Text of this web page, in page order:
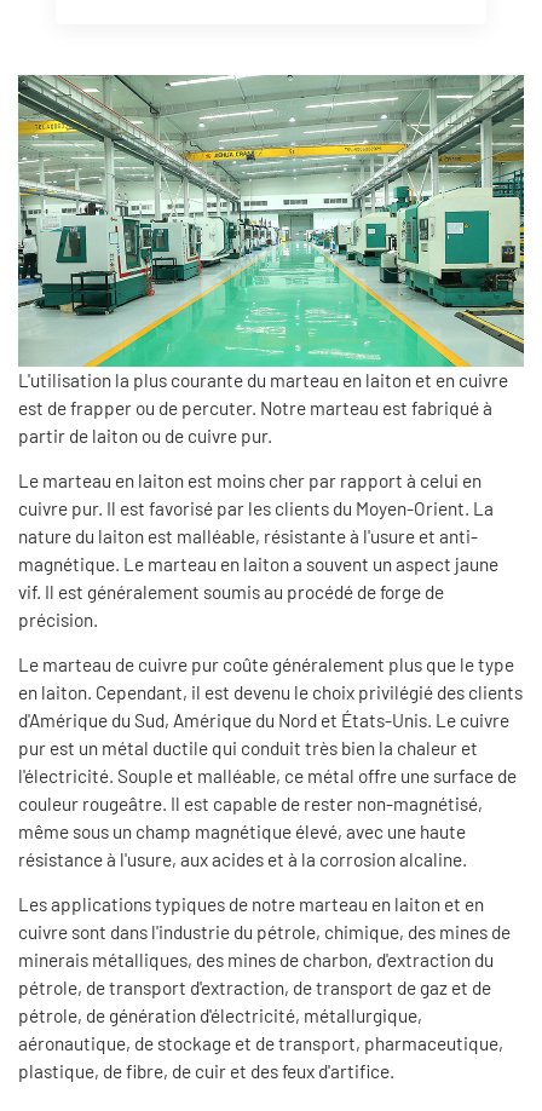
L'utilisation la plus courante du marteau en laiton et en cuivre
est de frapper ou de percuter. Notre marteau est fabriqué à
partir de laiton ou de cuivre pur.
Le marteau en laiton est moins cher par rapport à celui en
cuivre pur. Il est favorisé par les clients du Moyen-Orient. La
nature du laiton est malléable, résistante à l'usure et anti-
magnétique. Le marteau en laiton a souvent un aspect jaune
vif. Il est généralement soumis au procédé de forge de
précision.
Le marteau de cuivre pur coûte généralement plus que le type
en laiton. Cependant, il est devenu le choix privilégié des clients
d'Amérique du Sud, Amérique du Nord et États-Unis. Le cuivre
pur est un métal ductile qui conduit très bien la chaleur et
l'électricité. Souple et malléable, ce métal offre une surface de
couleur rougeâtre. Il est capable de rester non-magnétisé,
même sous un champ magnétique élevé, avec une haute
résistance à l'usure, aux acides et à la corrosion alcaline.
Les applications typiques de notre marteau en laiton et en
cuivre sont dans l'industrie du pétrole, chimique, des mines de
minerais métalliques, des mines de charbon, d'extraction du
pétrole, de transport d'extraction, de transport de gaz et de
pétrole, de génération d'électricité, métallurgique,
aéronautique, de stockage et de transport, pharmaceutique,
plastique, de fibre, de cuir et des feux d'artifice.